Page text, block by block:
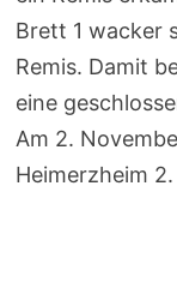
Brett 1 wacker
Remis. Damit
eine
Am 2.
Heimerzheim 2.